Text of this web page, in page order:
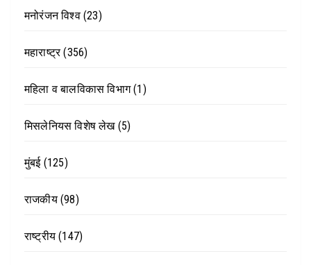
मनोरंजन विश्व(23)
महाराष्ट्र(356)
महिला व बालविकास विभाग(1)
मिसलेनियस विशेष लेख(5)
मुंबई(125)
राजकीय(98)
राष्ट्रीय (147)